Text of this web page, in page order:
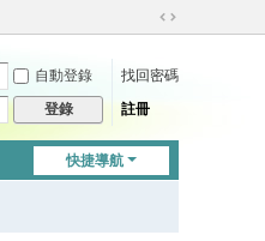
切
到
自動登錄
找回密碼
登錄 註冊
快捷導航